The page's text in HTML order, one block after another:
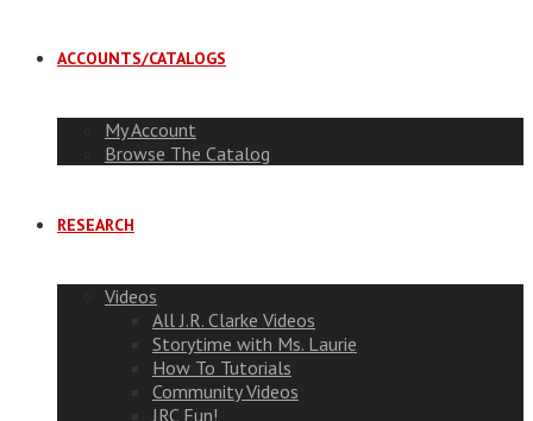
ACCOUNTS/CATALOGS
My Account
Browse The Catalog
RESEARCH
Videos
All J.R. Clarke Videos
Storytime with Ms. Laurie
How To Tutorials
Community Videos
JRC Fun!